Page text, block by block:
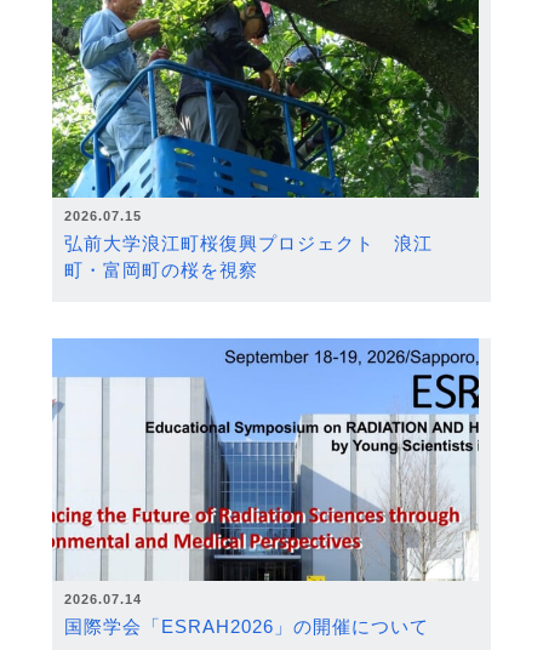
2026.07.15
弘前大学浪江町桜復興プロジェクト 浪江
町・富岡町の桜を視察
2026.07.14
国際学会「ESRAH2026」の開催について